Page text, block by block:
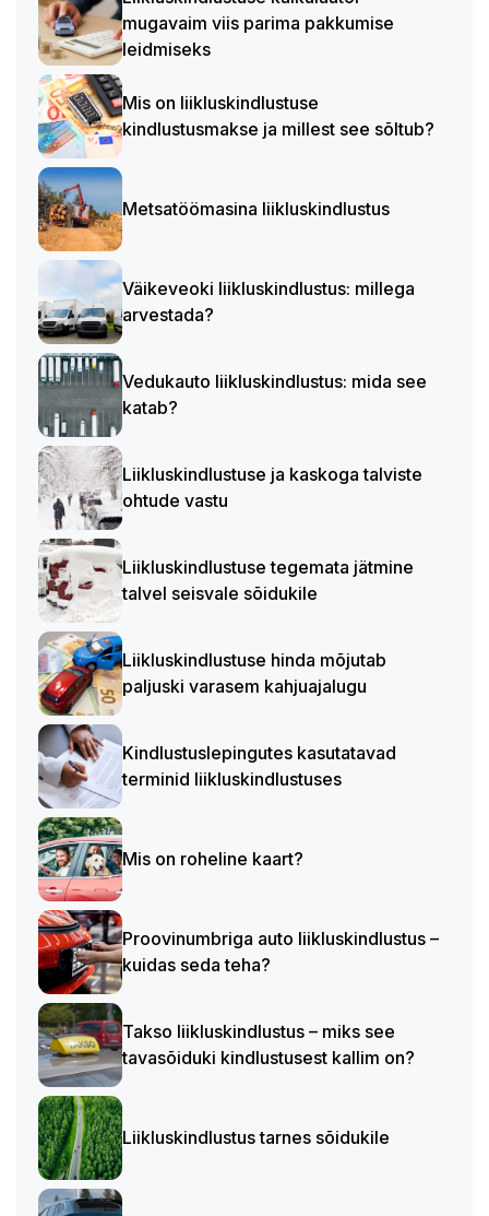
mugavaim viis parima pakkumise
leidmiseks
Mis on liikluskindlustuse
kindlustusmakse ja millest see sõltub?
Metsatöömasina liikluskindlustus
Väikeveoki liikluskindlustus: millega
arvestada?
Vedukauto liikluskindlustus: mida see
katab?
Liikluskindlustuse ja kaskoga talviste
ohtude vastu
Liikluskindlustuse tegemata jätmine
talvel seisvale sõidukile
Liikluskindlustuse hinda mõjutab
paljuski varasem kahjuajalugu
Kindlustuslepingutes kasutatavad
terminid liikluskindlustuses
Mis on roheline kaart?
Proovinumbriga auto liikluskindlustus –
kuidas seda teha?
Takso liikluskindlustus – miks see
tavasõiduki kindlustusest kallim on?
Liikluskindlustus tarnes sõidukile